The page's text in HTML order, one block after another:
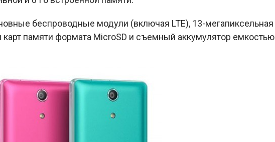
беспроводные модули (включая LTE), 13-мегапиксельная
карт памяти формата MicroSD и съемный аккумулятор емкостью